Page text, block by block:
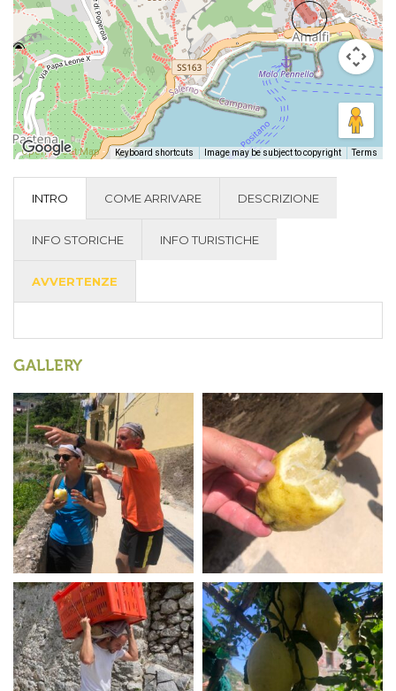
Open Street Map- Keyboard shortcuts Image may be subject to copyright Terms
INTRO COME ARRIVARE DESCRIZIONE
INFO STORICHE INFO TURISTICHE
AVVERTENZE
GALLERY